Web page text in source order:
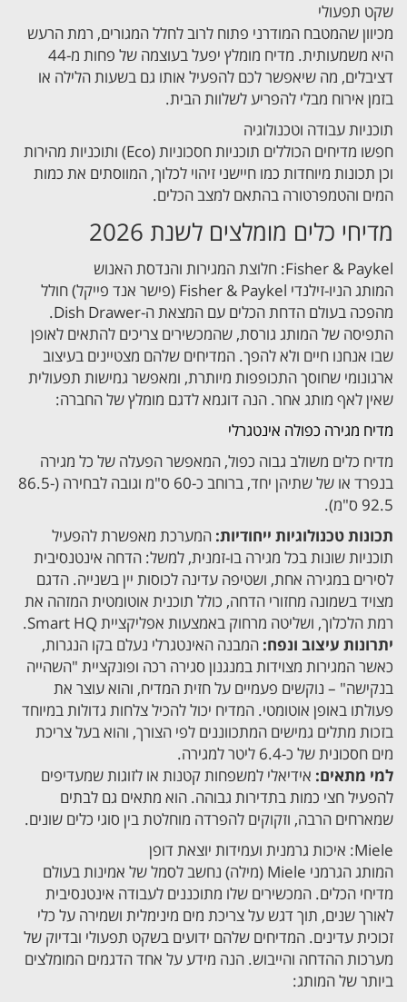
שקט תפעולי
מכיוון שהמטבח המודרני פתוח לרוב לחלל המגורים, רמת הרעש
היא משמעותית. מדיח מומלץ יפעל בעוצמה של פחות מ-44
דציבלים, מה שיאפשר לכם להפעיל אותו גם בשעות הלילה או
בזמן אירוח מבלי להפריע לשלוות הבית.
תוכניות עבודה וטכנולוגיה
חפשו מדיחים הכוללים תוכניות חסכוניות (Eco) ותוכניות מהירות
וכן תכונות מיוחדות כמו חיישני זיהוי לכלוך, המווסתים את כמות
המים והטמפרטורה בהתאם למצב הכלים.
מדיחי כלים מומלצים לשנת 2026
Fisher & Paykel: חלוצת המגירות והנדסת האנוש
המותג הניו-זילנדי Fisher & Paykel (פישר אנד פייקל) חולל
מהפכה בעולם הדחת הכלים עם המצאת ה-Dish Drawer.
התפיסה של המותג גורסת, שהמכשירים צריכים להתאים לאופן
שבו אנחנו חיים ולא להפך. המדיחים שלהם מצטיינים בעיצוב
ארגונומי שחוסך התכופפות מיותרת, ומאפשר גמישות תפעולית
שאין לאף מותג אחר. הנה דוגמא לדגם מומלץ של החברה:
מדיח מגירה כפולה אינטגרלי
מדיח כלים משולב גבוה כפול, המאפשר הפעלה של כל מגירה
בנפרד או של שתיהן יחד, ברוחב כ-60 ס"מ וגובה לבחירה (86.5-
92.5 ס"מ).
תכונות טכנולוגיות ייחודיות: המערכת מאפשרת להפעיל
תוכניות שונות בכל מגירה בו-זמנית, למשל: הדחה אינטנסיבית
לסירים במגירה אחת, ושטיפה עדינה לכוסות יין בשנייה. הדגם
מצויד בשמונה מחזורי הדחה, כולל תוכנית אוטומטית המזהה את
רמת הלכלוך, ושליטה מרחוק באמצעות אפליקציית Smart HQ.
יתרונות עיצוב ונפח: המבנה האינטגרלי נעלם בקו הנגרות,
כאשר המגירות מצוידות במנגנון סגירה רכה ופונקציית "השהייה
בנקישה" – נוקשים פעמיים על חזית המדיח, והוא עוצר את
פעולתו באופן אוטומטי. המדיח יכול להכיל צלחות גדולות במיוחד
בזכות מתלים גמישים המתכווננים לפי הצורך, והוא בעל צריכת
מים חסכונית של כ-6.4 ליטר למגירה.
למי מתאים: אידיאלי למשפחות קטנות או לזוגות שמעדיפים
להפעיל חצי כמות בתדירות גבוהה. הוא מתאים גם לבתים
שמארחים הרבה, וזקוקים להפרדה מוחלטת בין סוגי כלים שונים.
Miele: איכות גרמנית ועמידות יוצאת דופן
המותג הגרמני Miele (מילה) נחשב לסמל של אמינות בעולם
מדיחי הכלים. המכשירים שלו מתוכננים לעבודה אינטנסיבית
לאורך שנים, תוך דגש על צריכת מים מינימלית ושמירה על כלי
זכוכית עדינים. המדיחים שלהם ידועים בשקט תפעולי ובדיוק של
מערכות ההדחה והייבוש. הנה מידע על אחד הדגמים המומלצים
ביותר של המותג: